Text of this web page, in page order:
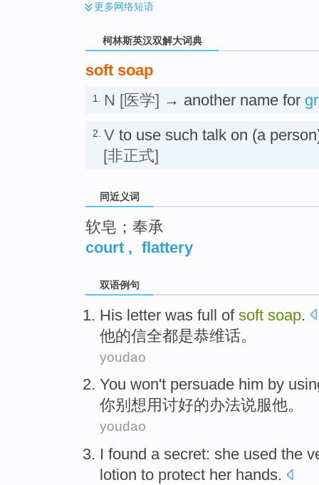
更多网络短语
柯林斯英汉双解大词典
soft soap
1. N [医学] → another name for
2. V to use such talk on (a
[非正式]
同近义词
软皂；奉承
court , flattery
双语例句
His letter was full of soft soap.
他的信全都是恭维话。
youdao
You won't persuade him by
你别 想用讨好的办法说服他。
youdao
I found a secret: she used the
lotion to protect her hands.